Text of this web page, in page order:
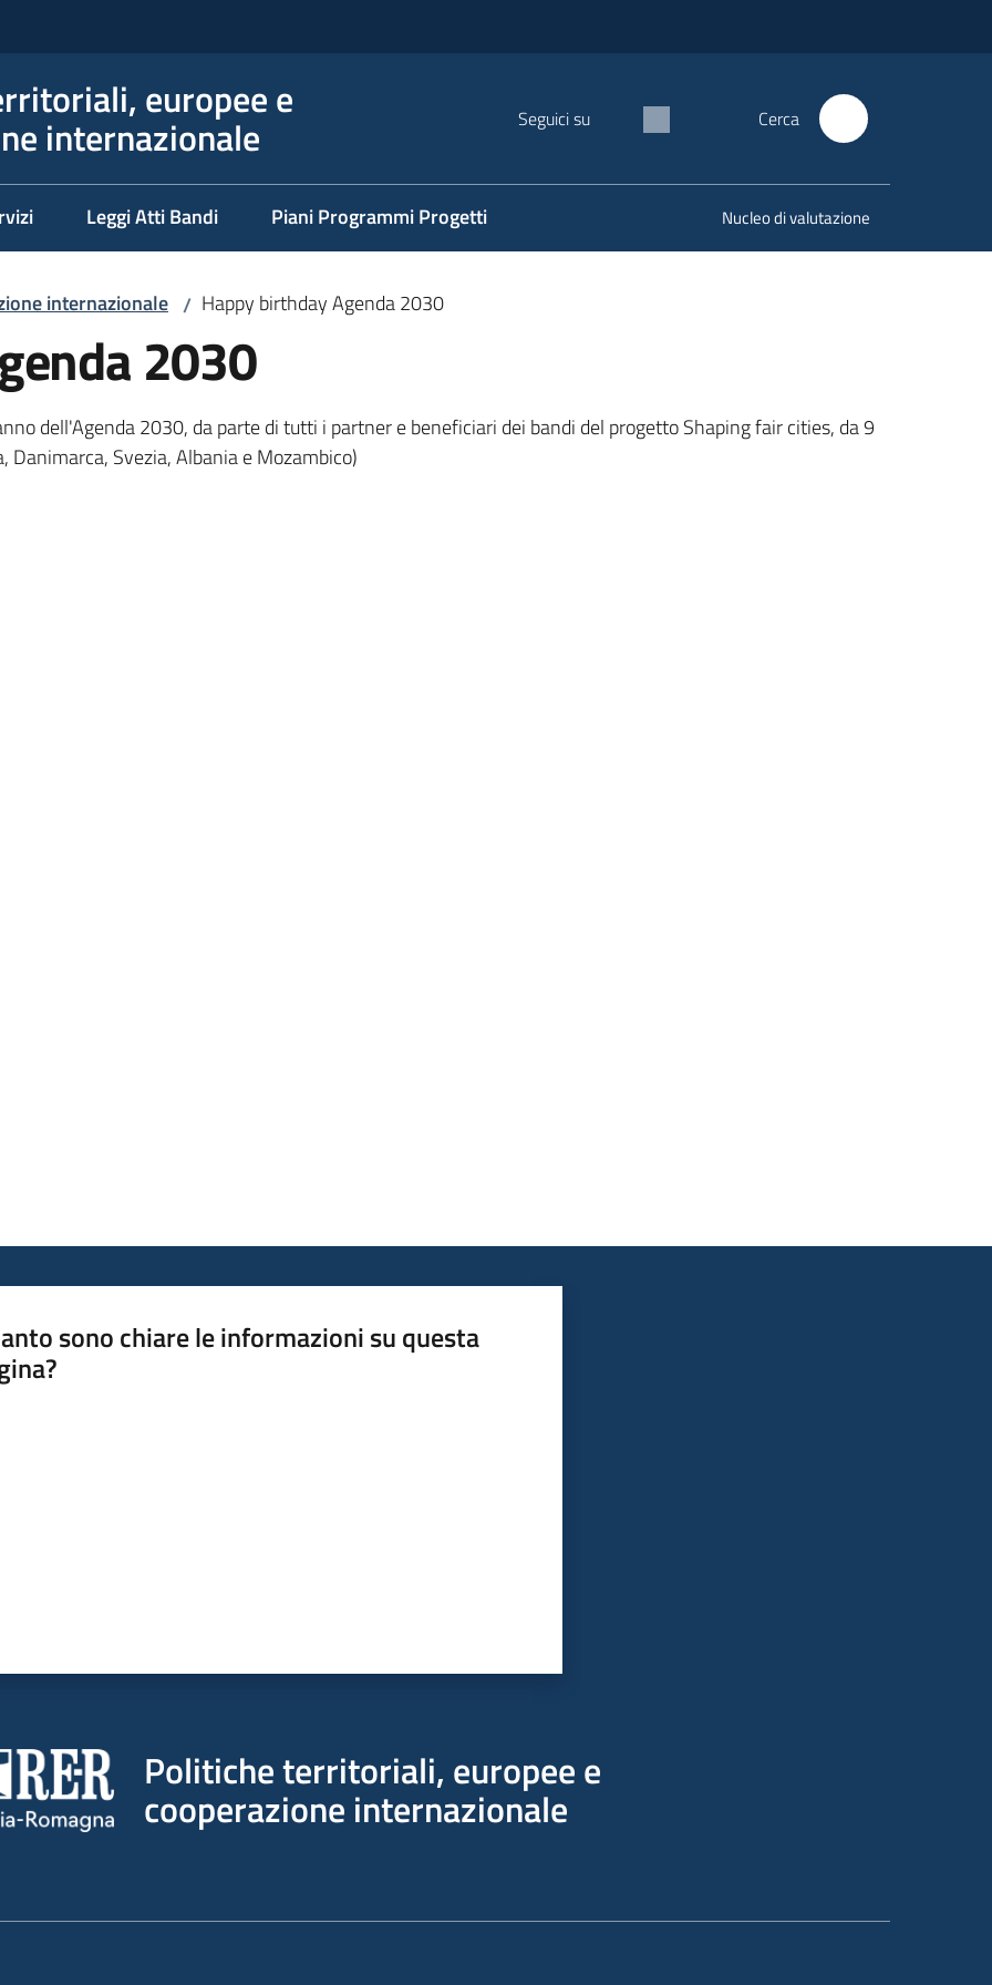
europee e
internazionale Seguici su Cerca
Leggi Atti Bandi Piani Programmi Progetti Nucleo di valutazione
internazionale / Happy birthday Agenda 2030
2030
dell'Agenda 2030, da parte di tutti i partner e beneficiari dei bandi del progetto Shaping fair cities, da 9
Danimarca, Svezia, Albania e Mozambico)
sono chiare le informazioni su questa
Politiche territoriali, europee e
cooperazione internazionale